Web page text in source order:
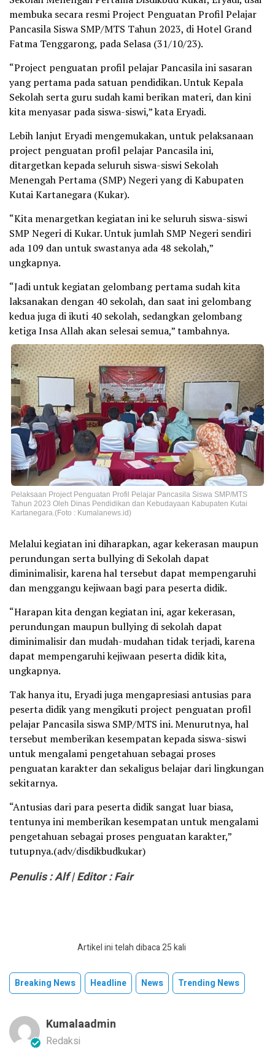
membuka secara resmi Project Penguatan Profil Pelajar
Pancasila Siswa SMP/MTS Tahun 2023, di Hotel Grand
Fatma Tenggarong, pada Selasa (31/10/23).
“Project penguatan profil pelajar Pancasila ini sasaran
yang pertama pada satuan pendidikan. Untuk Kepala
Sekolah serta guru sudah kami berikan materi, dan kini
kita menyasar pada siswa-siswi,” kata Eryadi.
Lebih lanjut Eryadi mengemukakan, untuk pelaksanaan
project penguatan profil pelajar Pancasila ini,
ditargetkan kepada seluruh siswa-siswi Sekolah
Menengah Pertama (SMP) Negeri yang di Kabupaten
Kutai Kartanegara (Kukar).
“Kita menargetkan kegiatan ini ke seluruh siswa-siswi
SMP Negeri di Kukar. Untuk jumlah SMP Negeri sendiri
ada 109 dan untuk swastanya ada 48 sekolah,”
ungkapnya.
“Jadi untuk kegiatan gelombang pertama sudah kita
laksanakan dengan 40 sekolah, dan saat ini gelombang
kedua juga di ikuti 40 sekolah, sedangkan gelombang
ketiga Insa Allah akan selesai semua,” tambahnya.
Pelaksaan Project Penguatan Profil Pelajar Pancasila Siswa SMP/MTS
Tahun 2023 Oleh Dinas Pendidikan dan Kebudayaan Kabupaten Kutai
Kartanegara.(Foto : Kumalanews.id)
Melalui kegiatan ini diharapkan, agar kekerasan maupun
perundungan serta bullying di Sekolah dapat
diminimalisir, karena hal tersebut dapat mempengaruhi
dan menggangu kejiwaan bagi para peserta didik.
“Harapan kita dengan kegiatan ini, agar kekerasan,
perundungan maupun bullying di sekolah dapat
diminimalisir dan mudah-mudahan tidak terjadi, karena
dapat mempengaruhi kejiwaan peserta didik kita,
ungkapnya.
Tak hanya itu, Eryadi juga mengapresiasi antusias para
peserta didik yang mengikuti project penguatan profil
pelajar Pancasila siswa SMP/MTS ini. Menurutnya, hal
tersebut memberikan kesempatan kepada siswa-siswi
untuk mengalami pengetahuan sebagai proses
penguatan karakter dan sekaligus belajar dari lingkungan
sekitarnya.
“Antusias dari para peserta didik sangat luar biasa,
tentunya ini memberikan kesempatan untuk mengalami
pengetahuan sebagai proses penguatan karakter,”
tutupnya.(adv/disdikbudkukar)
Penulis : Alf | Editor : Fair
Artikel ini telah dibaca 25 kali
Breaking News Headline News Trending News
Kumalaadmin
Redaksi